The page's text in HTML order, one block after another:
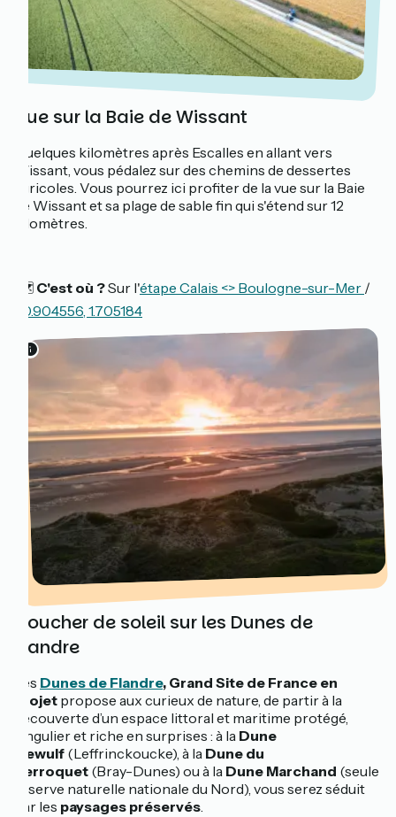
Vue sur la Baie de Wissant
Quelques kilomètres après Escalles en allant vers
Wissant, vous pédalez sur des chemins de dessertes
agricoles. Vous pourrez ici profiter de la vue sur la Baie
de Wissant et sa plage de sable fin qui s'étend sur 12
kilomètres.
🗺️ C'est où ?Sur l'étape Calais <> Boulogne-sur-Mer /
50.904556, 1.705184
Coucher de soleil sur les Dunes de
Flandre
Les Dunes de Flandre, Grand Site de France en
projet propose aux curieux de nature, de partir à la
découverte d’un espace littoral et maritime protégé,
singulier et riche en surprises : à la Dune
Dewulf (Leffrinckoucke), à la Dune du
Perroquet (Bray-Dunes) ou à la Dune Marchand (seule
réserve naturelle nationale du Nord), vous serez séduit
par les paysages préservés.